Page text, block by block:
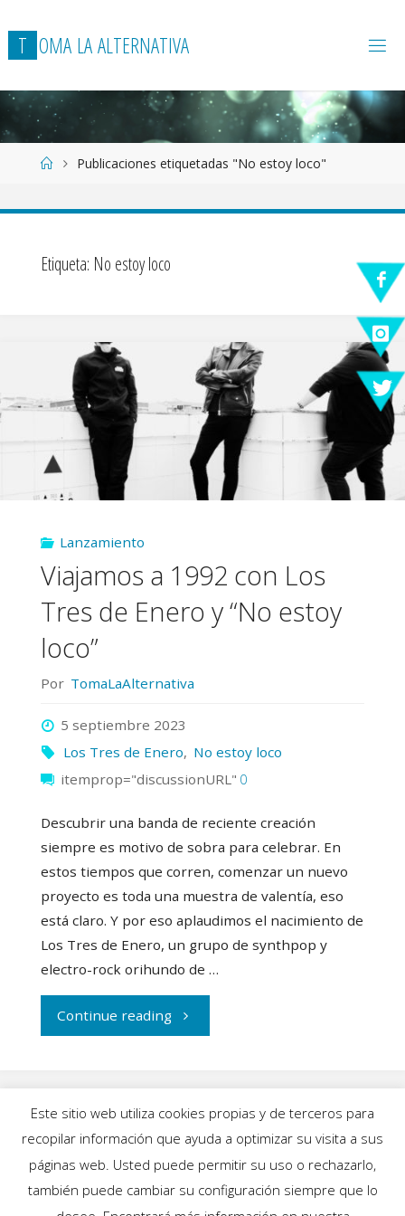
T OMA LAALTERNATIVA
Página
Inicio
Publicaciones etiquetadas "No estoy loco"
Etiqueta: No estoy loco
Lanzamiento
Viajamos a 1992 con Los
Tres de Enero y “No estoy
loco”
Por TomaLaAlternativa
5 septiembre 2023
Los Tres de Enero, No estoy loco
itemprop="discussionURL" 0
Descubrir una banda de reciente creación
siempre es motivo de sobra para celebrar. En
estos tiempos que corren, comenzar un nuevo
proyecto es toda una muestra de valentía, eso
está claro. Y por eso aplaudimos el nacimiento de
Los Tres de Enero, un grupo de synthpop y
electro-rock orihundo de …
Continue reading"Viajamos
con
Este sitio web utiliza cookies propias y de terceros para
recopilar información que ayuda a optimizar su visita a sus
páginas web. Usted puede permitir su uso o rechazarlo,
también puede cambiar su configuración siempre que lo